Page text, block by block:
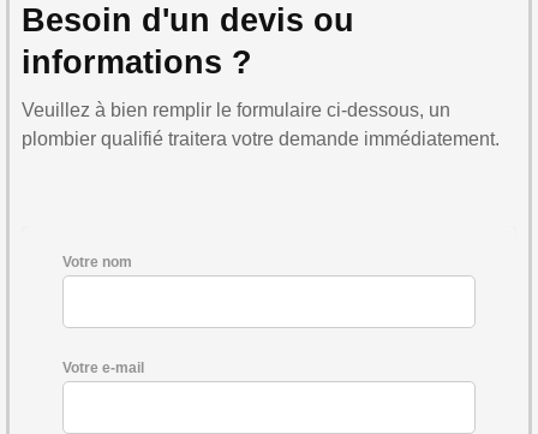
Besoin d'un devis ou
informations ?
Veuillez à bien remplir le formulaire ci-dessous, un
plombier qualifié traitera votre demande immédiatement.
Votre nom
Votre e-mail